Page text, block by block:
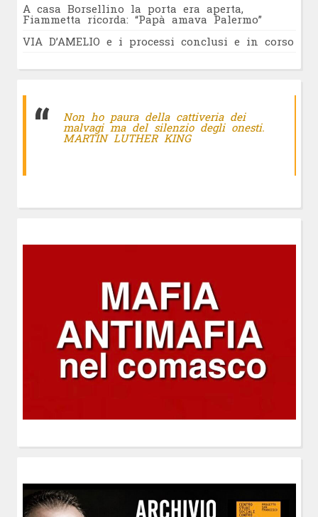
A casa Borsellino la porta era aperta,
Fiammetta ricorda: “Papà amava Palermo”
VIA D’AMELIO e i processi conclusi e in corso
Non ho paura della cattiveria dei
malvagi ma del silenzio degli onesti.
MARTIN LUTHER KING